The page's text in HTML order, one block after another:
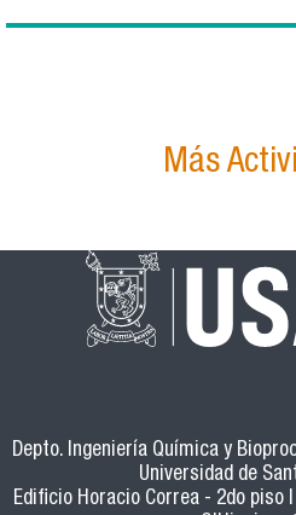
Más
Depto. Ingeniería Química y
Universidad de
Edificio Horacio Correa - 2do piso